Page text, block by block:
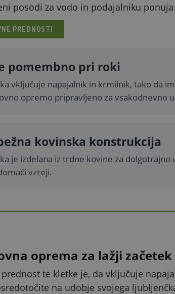
posodi za vodo in podajalniku
PREDNOSTI
pomembno pri roki
vključuje napajalnik in krmilnik, tako da
opremo pripravljeno za vsakodnevno
kovinska konstrukcija
je izdelana iz trdne kovine za dolgotrajno
vzreji.
oprema za lažji začetek
te kletke je, da vključuje
na udobje svojega